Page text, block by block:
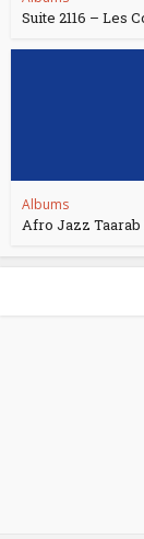
Suite 2116 – Les
Albums
Afro Jazz